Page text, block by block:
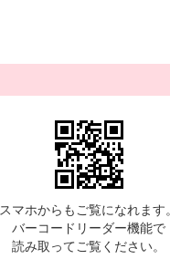
スマホからもご覧になれます。
バーコードリーダー機能で
読み取ってご覧ください。